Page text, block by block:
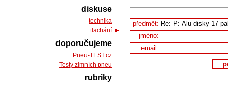
předmět:
jméno:
email:
diskuse
technika
tlachání
doporučujeme
Pneu-TEST.cz
Testy zimních pneu
rubriky